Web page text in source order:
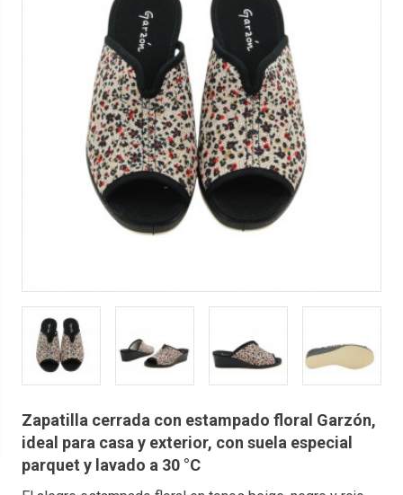
Zapatilla cerrada con estampado floral Garzón,
ideal para casa y exterior, con suela especial
parquet y lavado a 30 °C